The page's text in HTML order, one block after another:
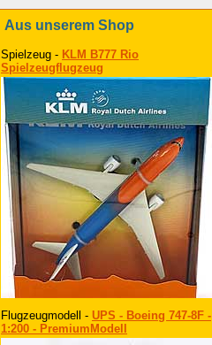
Aus unserem Shop
Spielzeug - KLM B777 Rio
Spielzeugflugzeug
Flugzeugmodell - UPS - Boeing 747-8F -
1:200 - PremiumModell